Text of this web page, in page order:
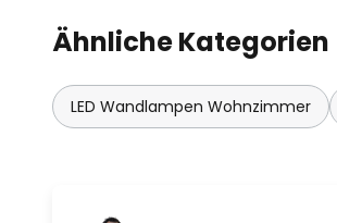
Ähnliche Kategorien
LED Wandlampen Wohnzimmer